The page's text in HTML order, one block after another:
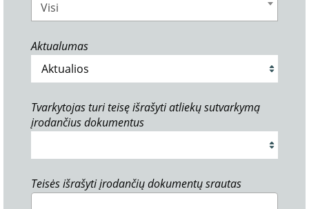
Visi
Aktualumas
Tvarkytojas turi teisę išrašyti atliekų sutvarkymą
įrodančius dokumentus
Teisės išrašyti įrodančių dokumentų srautas